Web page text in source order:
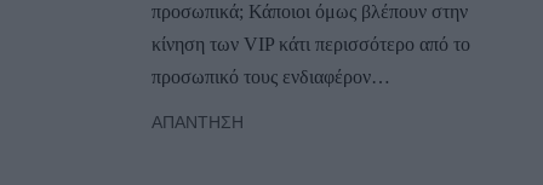
προσωπικά; Κάποιοι όμως βλέπουν στην
κίνηση των VIP κάτι περισσότερο από το
προσωπικό τους ενδιαφέρον…
ΑΠΆΝΤΗΣΗ